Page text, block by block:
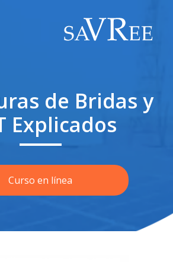
de Bridas y
Explicados
Curso en línea